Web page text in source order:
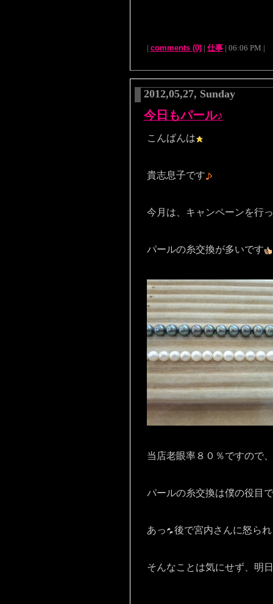
| comments (0)| 仕事| 06:06 PM |
2012,05,27, Sunday
今日もパール♪
こんばんは
貴志息子です
今月は、キャンペーンを行
パールの糸交換が多いです
当店老眼率８０％ですので、
パールの糸交換は僕の役目
あっ 後で宮内さんに怒ら
そんなことは気にせず、明